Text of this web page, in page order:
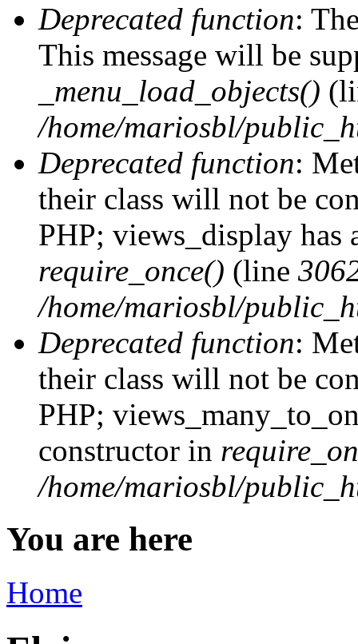
Deprecated function:
This message will be
_menu_load_objects()
/home/mariosbl/
Deprecated function:
their class will not be
PHP; views_display has
require_once() (line
/home/mariosbl/
Deprecated function:
their class will not be
PHP;
constructor in
/home/mariosbl/
You are here
Home